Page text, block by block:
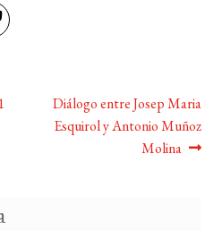
Siguiente:
Diálogo entre Josep Maria
Esquirol y Antonio Muñoz
Molina